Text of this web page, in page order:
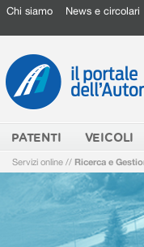
Chi siamo News e circolari
PATENTI VEICOLI
Servizi online // Ricerca e